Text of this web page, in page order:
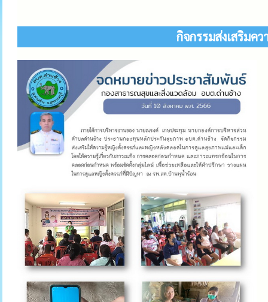
กิจกรรมส่งเสริมค